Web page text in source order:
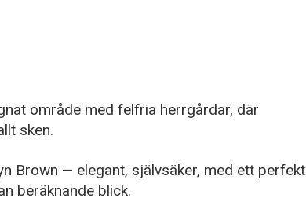
område med felfria herrgårdar, där
sken.
Brown — elegant, självsäker, med ett perfekt
beräknande blick.